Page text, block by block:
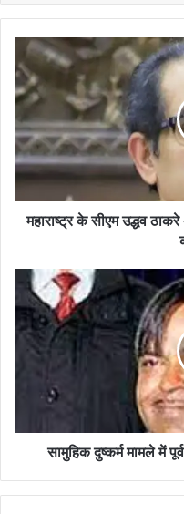
महाराष्ट्र
के
सीएम
उद्धव
ठाकरे
अस्पताल
में
जनता
अपील
महाराष्ट्र के सीएम उद्धव
सामुहिक
दुष्कर्म
मामले
में
दोषी
सामुहिक दुष्कर्म मामले में